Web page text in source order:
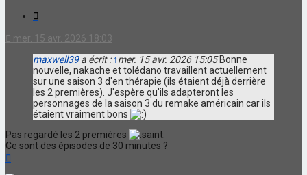
mer. 15 avr. 2026 18:03
maxwell39a écrit : ↑mer. 15 avr. 2026 15:05Bonne
nouvelle, nakache et tolédano travaillent actuellement
sur une saison 3 d'en thérapie (ils étaient déjà derrière
les 2 premières). J'espère qu'ils adapteront les
personnages de la saison 3 du remake américain car ils
étaient vraiment bons
Pas regardé les 2 premières
Ce sont des épisodes de 30 minutes ?